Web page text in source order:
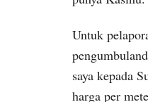
Untuk
saya kepada
harga per